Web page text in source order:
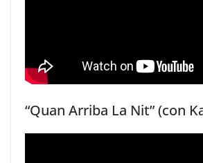
“Quan Arriba La Nit” (con